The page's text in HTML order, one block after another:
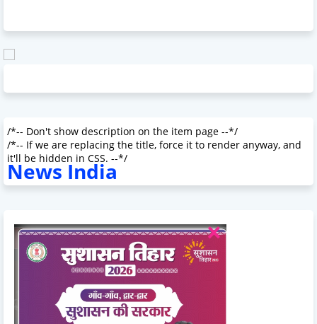
/*-- Don't show description on the item page --*/
/*-- If we are replacing the title, force it to render anyway, and
it'll be hidden in CSS. --*/
News India